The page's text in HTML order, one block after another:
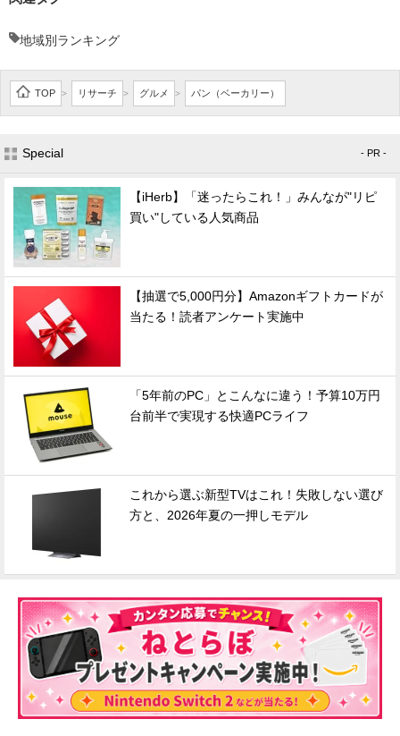
地域別ランキング
TOP > リサーチ > グルメ > パン（ベーカリー）
Special - PR -
【iHerb】「迷ったらこれ！」みんなが"リピ
買い"している人気商品
【抽選で5,000円分】Amazonギフトカードが
当たる！読者アンケート実施中
「5年前のPC」とこんなに違う！予算10万円
台前半で実現する快適PCライフ
これから選ぶ新型TVはこれ！失敗しない選び
方と、2026年夏の一押しモデル